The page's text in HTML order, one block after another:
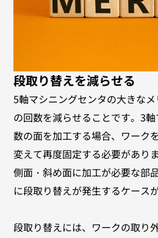
段取り替えを減らせる
5軸マシニングセンタの大きな
の回数を減らせることです。3
数の面を加工する場合、ワーク
変えて再度固定する必要があり
側面・斜め面に加工が必要な部
に段取り替えが発生するケース
段取り替えには、ワークの取り